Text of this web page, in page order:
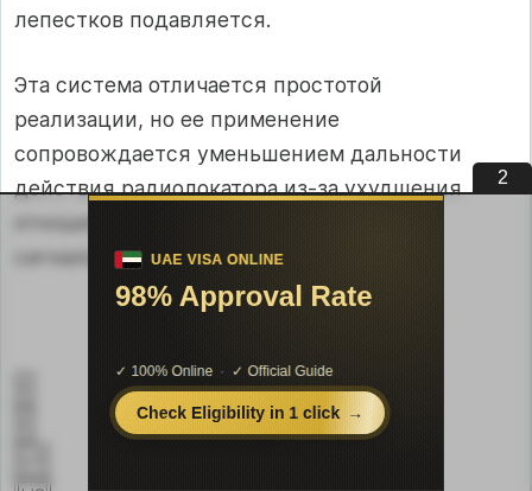
лепестков подавляется.
Эта система отличается простотой
реализации, но ее применение
сопровождается уменьшением дальности
действия радиолокатора из-за ухудшения
отношения сигнал/шум при вычитании
сигналов.
1